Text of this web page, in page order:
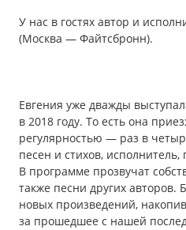
У нас в гостях автор и
(Москва — Файтсбронн).
Евгения уже дважды
в 2018 году. То есть она
регулярностью — раз в
песен и стихов, исполнитель,
В программе прозвучат
также песни других авторов.
новых произведений,
за прошедшее с нашей